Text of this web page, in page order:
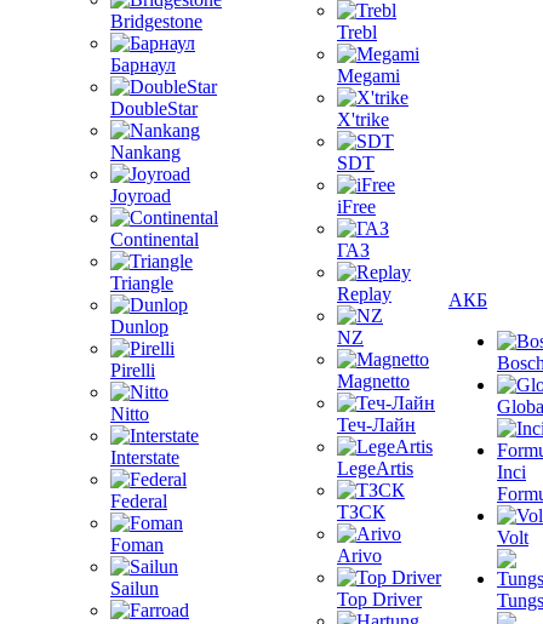
Bridgestone
Барнаул
DoubleStar
Nankang
Joyroad
Continental
Triangle
Dunlop
Pirelli
Nitto
Interstate
Federal
Foman
Sailun
Trebl
Megami
X'trike
SDT
iFree
ГАЗ
Replay
NZ
Magnetto
Теч-Лайн
LegeArtis
ТЗСК
Arivo
Top Driver
АКБ
Inci
Volt